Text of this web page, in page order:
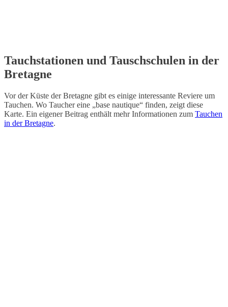
Tauchstationen und Tauschschulen in der
Bretagne
Vor der Küste der Bretagne gibt es einige interessante Reviere um
Tauchen. Wo Taucher eine „base nautique“ finden, zeigt diese
Karte. Ein eigener Beitrag enthält mehr Informationen zum Tauchen
in der Bretagne.